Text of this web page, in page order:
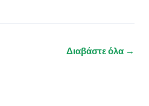
Διαβάστε όλα →